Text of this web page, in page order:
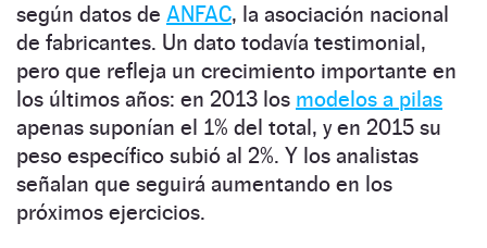
según datos de ANFAC, la asociación nacional
de fabricantes. Un dato todavía testimonial,
pero que refleja un crecimiento importante en
los últimos años: en 2013 los modelos a pilas
apenas suponían el 1% del total, y en 2015 su
peso específico subió al 2%. Y los analistas
señalan que seguirá aumentando en los
próximos ejercicios.